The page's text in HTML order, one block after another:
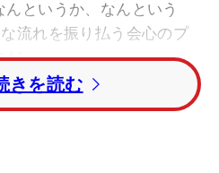
というか、なんという
流れを振り払う会心のプ
だ。
た。「後ろから突っ込ま
きを読む